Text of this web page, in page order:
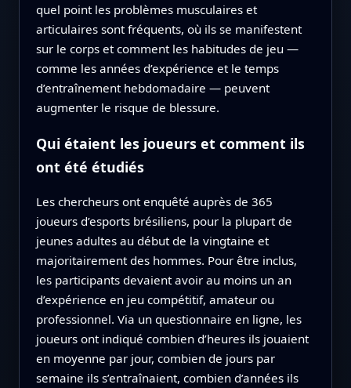
quel point les problèmes musculaires et
articulaires sont fréquents, où ils se manifestent
sur le corps et comment les habitudes de jeu —
comme les années d’expérience et le temps
d’entraînement hebdomadaire — peuvent
augmenter le risque de blessure.
Qui étaient les joueurs et comment ils
ont été étudiés
Les chercheurs ont enquêté auprès de 365
joueurs d’esports brésiliens, pour la plupart de
jeunes adultes au début de la vingtaine et
majoritairement des hommes. Pour être inclus,
les participants devaient avoir au moins un an
d’expérience en jeu compétitif, amateur ou
professionnel. Via un questionnaire en ligne, les
joueurs ont indiqué combien d’heures ils jouaient
en moyenne par jour, combien de jours par
semaine ils s’entraînaient, combien d’années ils